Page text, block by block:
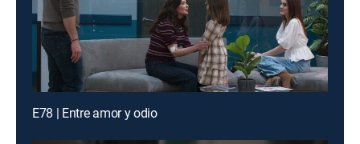
E78 | Entre amor y odio